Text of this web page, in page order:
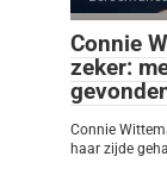
Connie
zeker:
Connie
haar zijde